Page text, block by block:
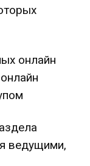
онлайн
ведущими,